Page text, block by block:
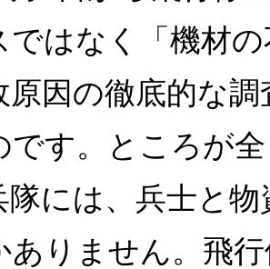
ではなく「機材
原因の徹底的な
です。ところが
には、兵士と物
ありません。飛